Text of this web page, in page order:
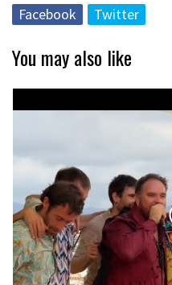
Facebook Twitter
You may also like